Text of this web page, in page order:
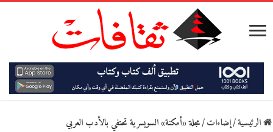
الرئيسية/إضاءات/مجلة «أمكنة» السويسرية تحتفي بالأدب العربي